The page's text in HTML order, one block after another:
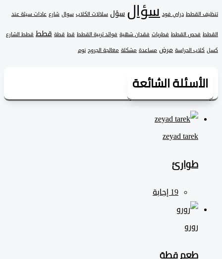
القطط دراي فود سؤالسؤل سلالات الكلاب سوال شارع عادات سيئة عند
فحص القطط فطريات فقدان شهية فوائد تربية القطط قط قطة قطط قطط الشارع
الحراسة مرض مساعدة مشكلة معالجة الجروح نوم
الشائعة
zeyad ‎tarek
طوارئ
طعم قطة